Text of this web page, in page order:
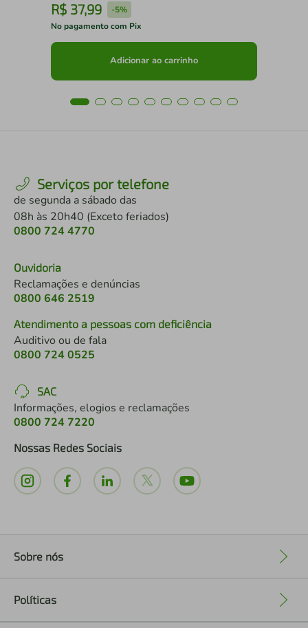
R$ 37,99 -5%
No pagamento com Pix
Adicionar ao carrinho
Serviços por telefone
de segunda a sábado das
08h às 20h40 (Exceto feriados)
0800 724 4770
Ouvidoria
Reclamações e denúncias
0800 646 2519
Atendimento a pessoas com deficiência
Auditivo ou de fala
0800 724 0525
SAC
Informações, elogios e reclamações
0800 724 7220
Nossas Redes Sociais
Sobre nós
Políticas